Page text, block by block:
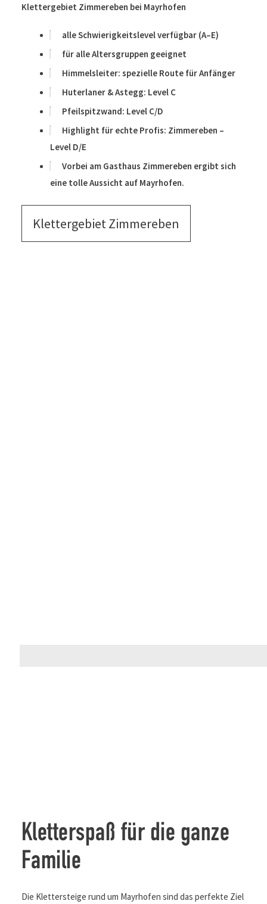
Klettergebiet Zimmereben bei Mayrhofen
alle Schwierigkeitslevel verfügbar (A–E)
für alle Altersgruppen geeignet
Himmelsleiter: spezielle Route für Anfänger
Huterlaner & Astegg: Level C
Pfeilspitzwand: Level C/D
Highlight für echte Profis: Zimmereben –
Level D/E
Vorbei am Gasthaus Zimmereben ergibt sich
eine tolle Aussicht auf Mayrhofen.
Klettergebiet Zimmereben
Kletterspaß für die ganze
Familie
Die Klettersteige rund um Mayrhofen sind das perfekte Ziel